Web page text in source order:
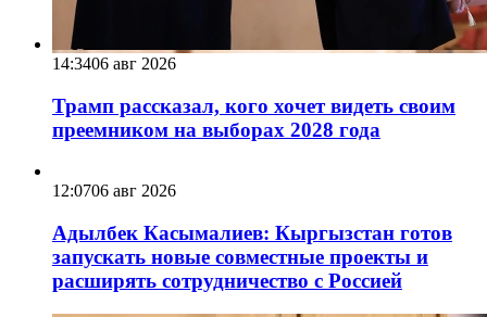
14:3406 авг 2026
Трамп рассказал, кого хочет видеть своим
преемником на выборах 2028 года
12:0706 авг 2026
Адылбек Касымалиев: Кыргызстан готов
запускать новые совместные проекты и
расширять сотрудничество с Россией